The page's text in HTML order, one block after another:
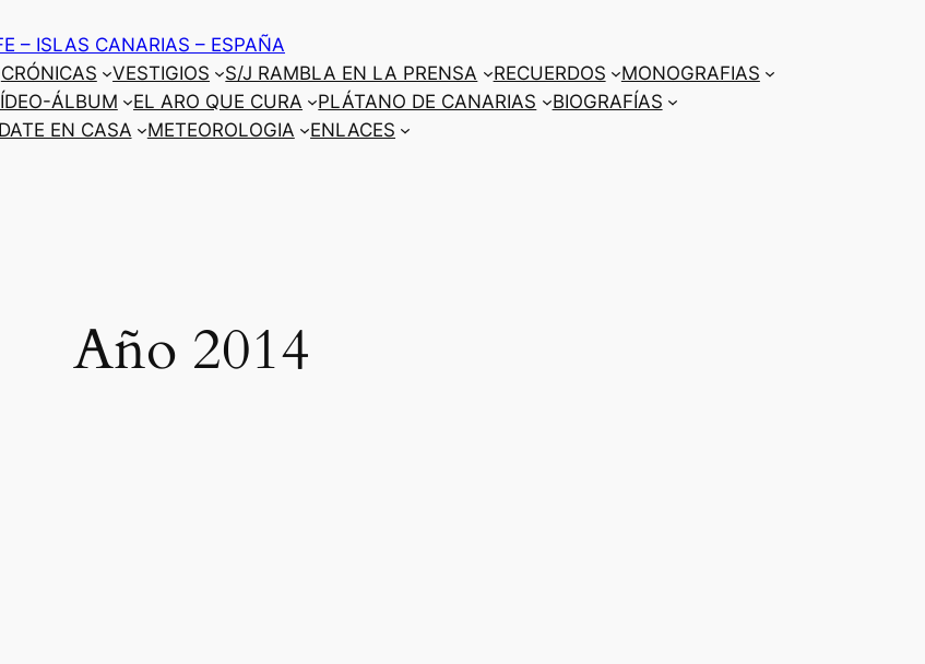
– ISLAS CANARIAS – ESPAÑA
CRÓNICAS VESTIGIOS S/J RAMBLA EN LA PRENSA RECUERDOS
MONOGRAFIAS
ÁLBUM EL ARO QUE CURA PLÁTANO DE CANARIAS
BIOGRAFÍAS
EN CASA METEOROLOGIA ENLACES
Año 2014